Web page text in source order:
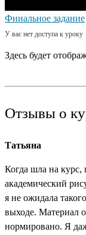
Финальное задание
У вас нет доступа к уроку
Здесь будет
Отзывы о
Татьяна
Когда шла на курс,
академический
я не ожидала
выходе. Материал
нормировано. Я